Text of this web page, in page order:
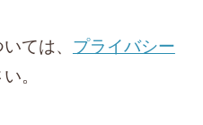
ては、 プライバシー
。